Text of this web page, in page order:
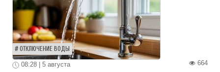
ОТКЛЮЧЕНИЕ ВОДЫ
664
08:28 | 5 августа